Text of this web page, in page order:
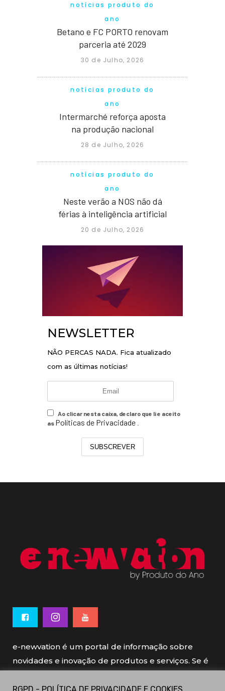
notícias produto do
ano
Betano e FC PORTO renovam
parceria até 2029
30 de Julho, 2026
notícias produto do
ano
Intermarché reforça aposta
na produção nacional
28 de Julho, 2026
notícias produto do
ano
Neste verão a NOS não dá
férias à inteligência artificial
20 de Julho, 2026
NEWSLETTER
NÃO PERCAS NADA. Fica atualizado
com as últimas notícias!
Ao clicar nesta caixa, declaro que li e aceito
as Políticas de Privacidade
SUBSCREVER
e-newvation é um portal de informação sobre
novidades e inovação de produtos e serviços. Se é
RGPD - POLÍTICA DE PRIVACIDADE E COOKIES